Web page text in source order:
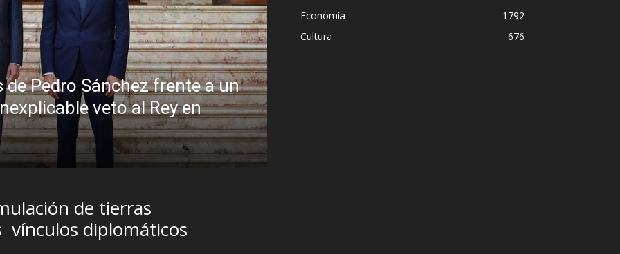
Sin disimulo: la peligrosa promiscuidad institucional en
Brasil y la sombra del Foro de São Paulo
R.C. Gómez 5 agosto, 2026
de tierras
vínculos diplomáticos
Economía
1792
Cultura
676